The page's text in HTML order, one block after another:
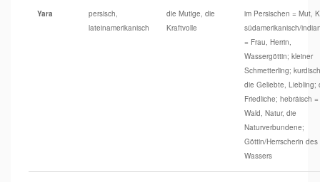
Yara
persisch,
lateinamerikanisch
die Mutige, die
Kraftvolle
im Persischen = Mut,
südamerikanisch/
= Frau, Herrin,
Wassergöttin; kleiner
Schmetterling;
die Geliebte, Liebling;
Friedliche; hebräisch =
Wald, Natur, die
Naturverbundene;
Göttin/Herrscherin des
Wassers